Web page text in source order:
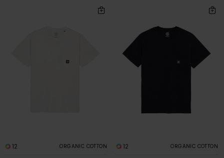
12 ORGANIC COTTON 12 ORGANIC COTTON